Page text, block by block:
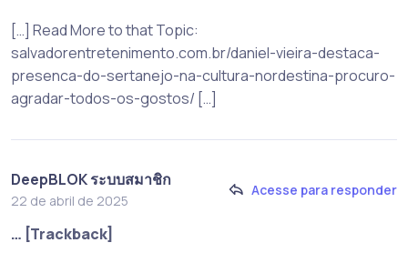
[…] Read More to that Topic:
salvadorentretenimento.com.br/daniel-vieira-destaca-
presenca-do-sertanejo-na-cultura-nordestina-procuro-
agradar-todos-os-gostos/ […]
DeepBLOK ระบบสมาชิก
22 de abril de 2025
Acesse para responder
… [Trackback]